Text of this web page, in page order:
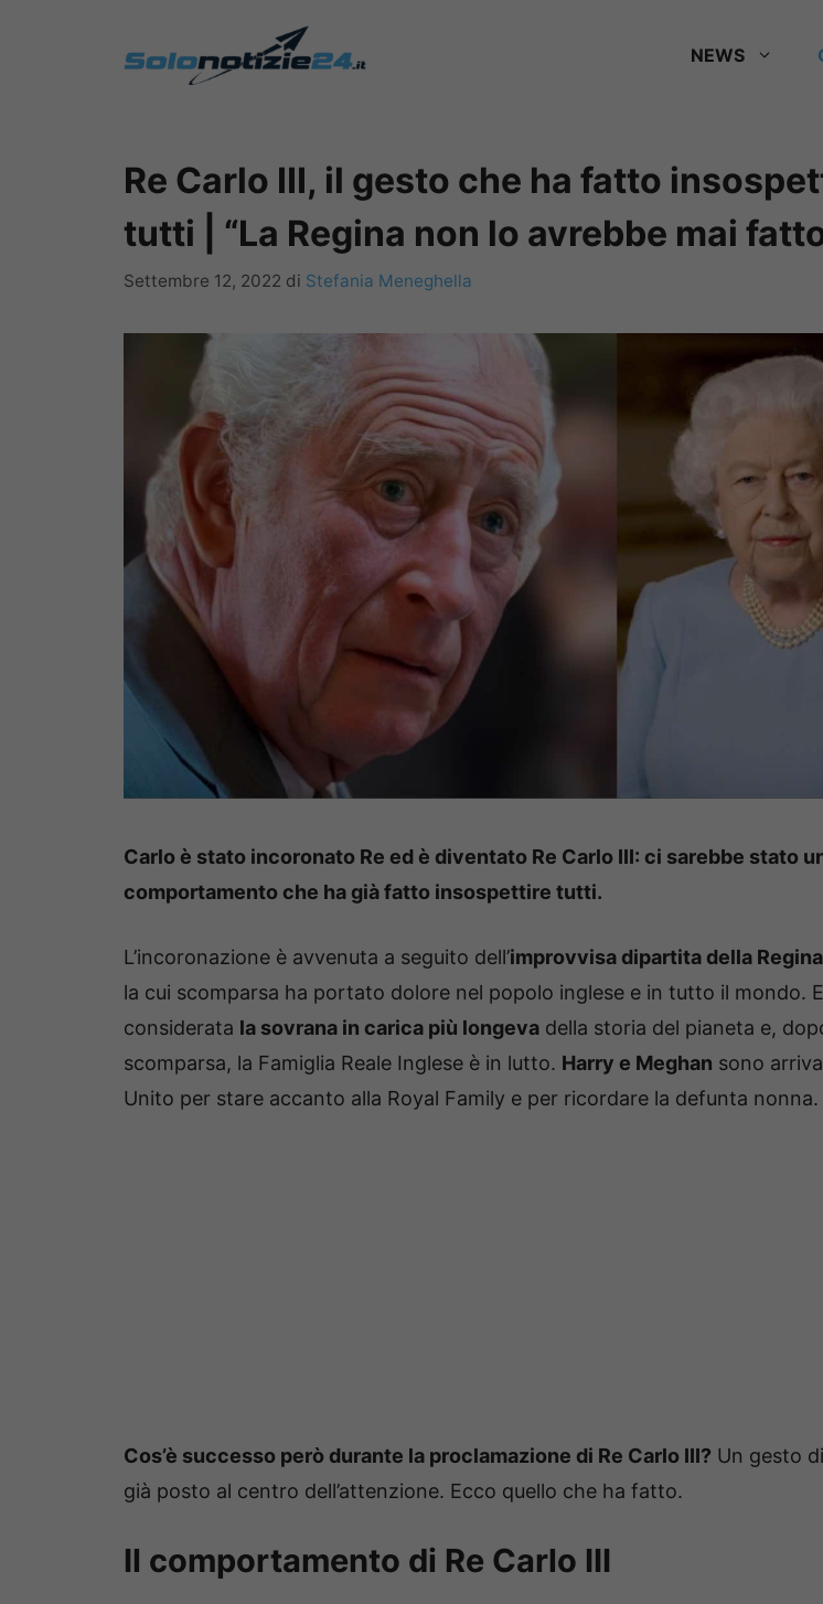
NEWS
Re Carlo III, il gesto che ha fatto
tutti | “La Regina non lo avrebbe mai
Settembre 12, 2022 di Stefania Meneghella
Carlo è stato incoronato Re ed è diventato Re Carlo III: ci sarebbe stato
comportamento che ha già fatto insospettire tutti.
L’incoronazione è avvenuta a seguito dell’improvvisa dipartita della
la cui scomparsa ha portato dolore nel popolo inglese e in tutto il mondo.
considerata la sovrana in carica più longeva della storia del pianeta e,
scomparsa, la Famiglia Reale Inglese è in lutto. Harry e Meghan sono
Unito per stare accanto alla Royal Family e per ricordare la defunta nonna.
Cos’è successo però durante la proclamazione di Re Carlo III? Un gesto
già posto al centro dell’attenzione. Ecco quello che ha fatto.
Il comportamento di Re Carlo III